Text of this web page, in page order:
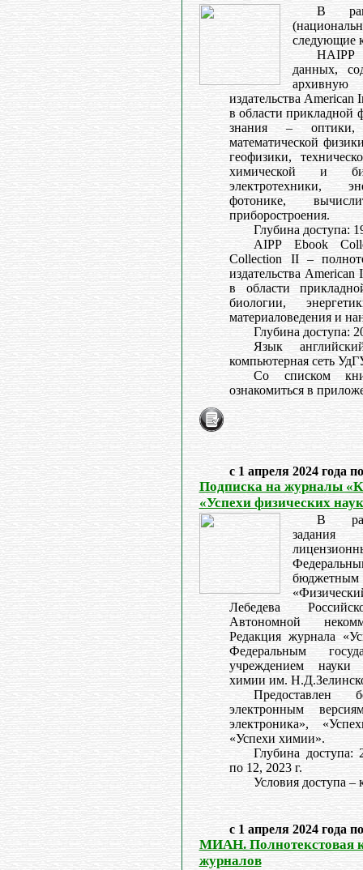
В
следующие
данных,
издательства American
в области прикладной
знания –
математической
геофизики,
химической и
электротехники,
фотонике,
приборостроения.
Глубина доступа:
AIPP Ebook
Collection II –
издательства
в области
биологии,
материаловедения и
Глубина доступа:
Язык
компьютерная сеть
Со списком
ознакомиться в
с 1 апреля 2024 года
Подписка на журналы
«Успехи физических
В
Лебедева
Автономной
Редакция журнала
Федеральным
учреждением науки
химии им.
Предоставлен
электронным
электроника»,
«Успехи химии».
Глубина доступа:
по 12, 2023 г.
Условия доступа –
с 1 апреля 2024 года
МИАН. Полнотекстовая
журналов